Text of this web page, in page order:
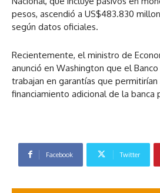
pesos, ascendió a US$483.830
según datos oficiales.
Recientemente, el ministro de
anunció en Washington que el
trabajan en garantías que permitirían
financiamiento adicional de la banca
Facebook Twitter